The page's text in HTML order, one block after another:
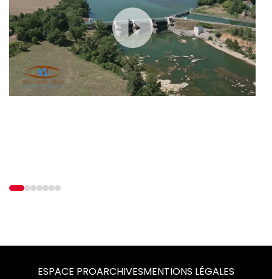
Play
ViewView
View
View
View
View
View
ESPACE PROARCHIVESMENTIONS LÉGALES